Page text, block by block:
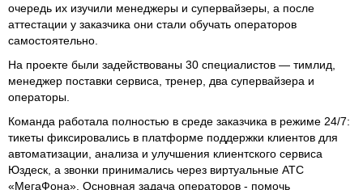
очередь их изучили менеджеры и супервайзеры, а после
аттестации у заказчика они стали обучать операторов
самостоятельно.
На проекте были задействованы 30 специалистов — тимлид,
менеджер поставки сервиса, тренер, два супервайзера и
операторы.
Команда работала полностью в среде заказчика в режиме 24/7:
тикеты фиксировались в платформе поддержки клиентов для
автоматизации, анализа и улучшения клиентского сервиса
Юздеск, а звонки принимались через виртуальные АТС
«МегаФона». Основная задача операторов - помочь